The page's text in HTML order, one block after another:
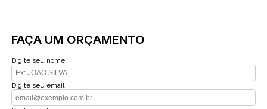
FAÇA UM ORÇAMENTO
Digite seu nome
Digite seu email